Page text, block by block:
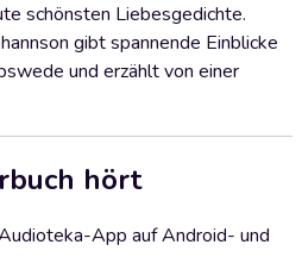
schönsten Liebesgedichte.
gibt spannende Einblicke
und erzählt von einer
hört
App auf Android- und